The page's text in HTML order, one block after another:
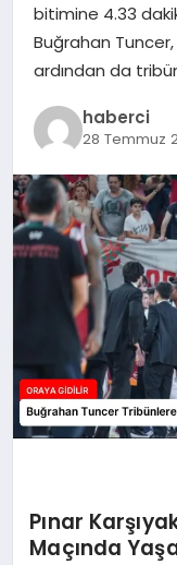
bitimine 4.33
Buğrahan
ardından da
haberci
28 Temmuz
Pınar
Maçında